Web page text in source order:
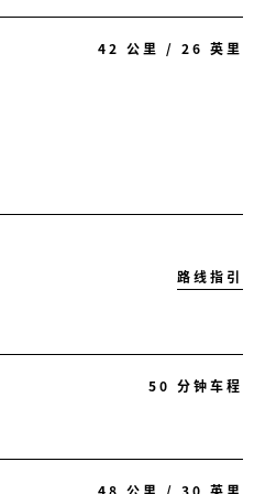
42 公里 / 26 英里
路线指引
50 分钟车程